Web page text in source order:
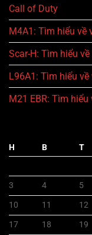
Call of Duty
M4A1: Tìm hiểu về
Scar-H: Tìm hiểu
L96A1: Tìm hiểu
M21 EBR: Tìm
H B T
3
4 5
10
11 12
17
18 19